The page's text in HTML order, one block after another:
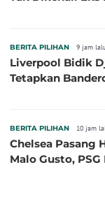
BERITA PILIHAN 9 jam
Liverpool Bidik
Tetapkan
BERITA PILIHAN 10 jam
Chelsea Pasang
Malo Gusto, PSG